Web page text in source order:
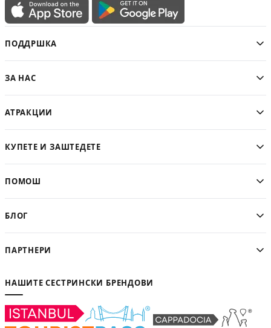
ПОДДРШКА
ЗА НАС
АТРАКЦИИ
КУПЕТЕ И ЗАШТЕДЕТЕ
ПОМОШ
БЛОГ
ПАРТНЕРИ
НАШИТЕ СЕСТРИНСКИ БРЕНДОВИ